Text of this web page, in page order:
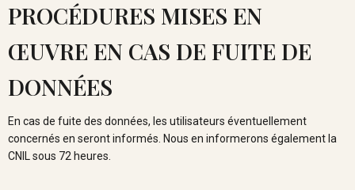
PROCÉDURES MISES EN
ŒUVRE EN CAS DE FUITE DE
DONNÉES
En cas de fuite des données, les utilisateurs éventuellement
concernés en seront informés. Nous en informerons également la
CNIL sous 72 heures.